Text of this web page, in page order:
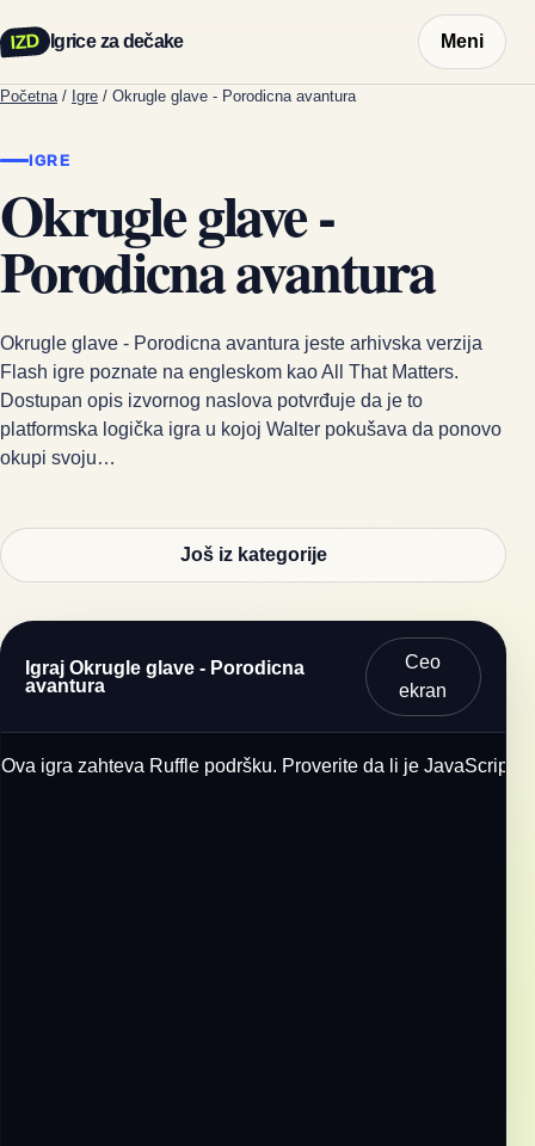
IZD Igrice za dečake Meni
Početna / Igre / Okrugle glave - Porodicna avantura
IGRE
Okrugle glave -
Porodicna avantura
Okrugle glave - Porodicna avantura jeste arhivska verzija
Flash igre poznate na engleskom kao All That Matters.
Dostupan opis izvornog naslova potvrđuje da je to
platformska logička igra u kojoj Walter pokušava da ponovo
okupi svoju…
Još iz kategorije
Igraj Okrugle glave - Porodicna
avantura
Ceo
ekran
Ova igra zahteva Ruffle podršku. Proverite da li je JavaScript